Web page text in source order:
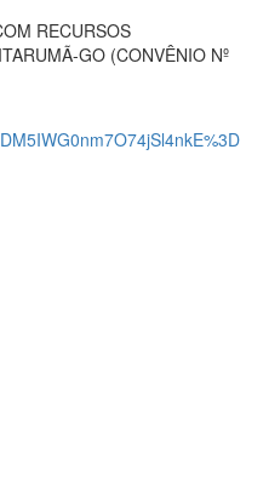
RECURSOS
GO (CONVÊNIO Nº